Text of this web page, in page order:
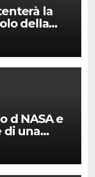
la
della
d NASA e
di una
anni fa